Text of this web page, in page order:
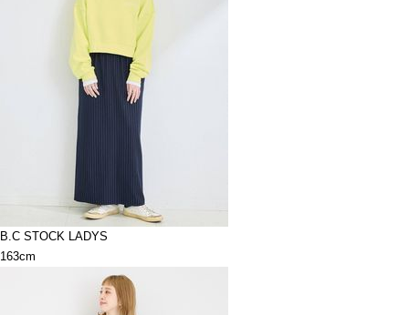
B.C STOCK LADYS
163cm